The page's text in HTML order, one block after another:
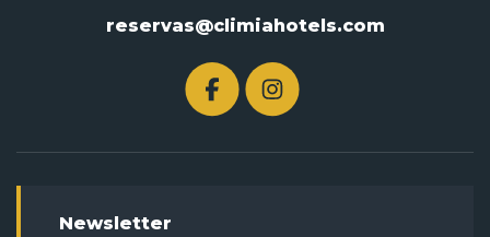
reservas@climiahotels.com
Newsletter